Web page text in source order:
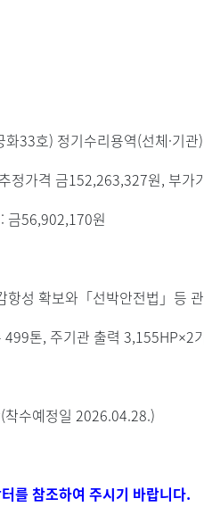
33호) 정기수리용역(선체·기관)
정가격 금152,263,327원, 부가
금56,902,170원
항성 확보와「선박안전법」등
톤, 주기관 출력 3,155HP×2
착수예정일 2026.04.28.)
를 참조하여 주시기 바랍니다.